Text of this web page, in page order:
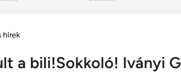
hírek
a bili!Sokkoló! Iványi